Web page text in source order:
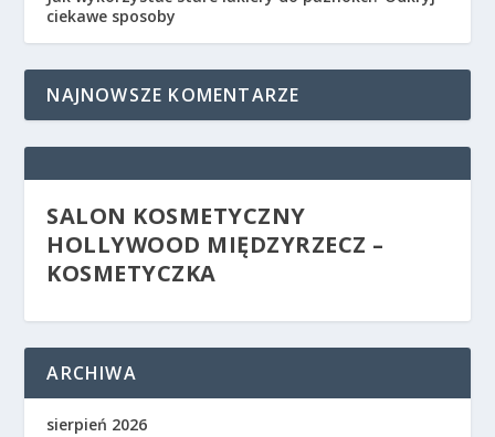
ciekawe sposoby
NAJNOWSZE KOMENTARZE
SALON KOSMETYCZNY
HOLLYWOOD MIĘDZYRZECZ –
KOSMETYCZKA
ARCHIWA
sierpień 2026